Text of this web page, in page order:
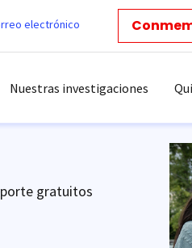
electrónico
Nuestras investigaciones
gratuitos